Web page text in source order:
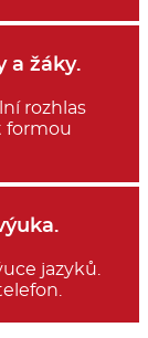
a žáky.
rozhlas
formou
jazyků.